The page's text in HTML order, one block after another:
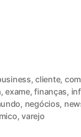
,cliente,
,exame,finanças,
, negócios,
,varejo